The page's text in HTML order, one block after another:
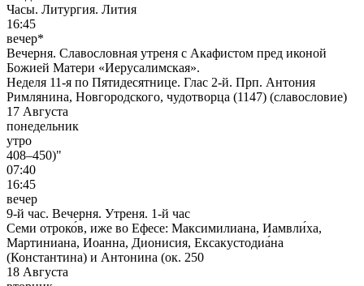
Часы. Литургия. Лития
16:45
вечер*
Вечерня. Славословная утреня с Акафистом пред иконой
Божией Матери «Иерусалимская».
Неделя 11-я по Пятидесятнице. Глас 2-й. Прп. Антония
Римлянина, Новгородского, чудотворца (1147) (славословие)
17 Августа
понедельник
утро
408–450)"
07:40
16:45
вечер
9-й час. Вечерня. Утреня. 1-й час
Семи отроко́в, иже во Ефесе: Максимилиана, Иамвли́ха,
Мартиниана, Иоанна, Дионисия, Ексакустодиа́на
(Константина) и Антонина (ок. 250
18 Августа